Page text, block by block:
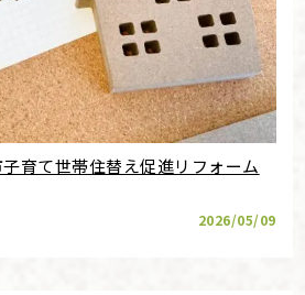
子育て世帯住替え促進リフォーム
2026/05/09